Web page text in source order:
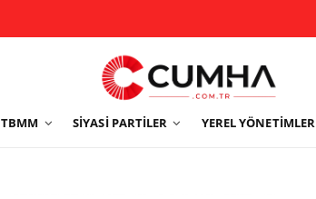
TBMM SIYASI PARTILER YEREL YÖNETIMLER